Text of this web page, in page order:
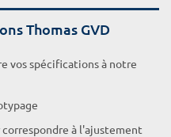
Thomas GVD
vos spécifications à notre
à l'ajustement